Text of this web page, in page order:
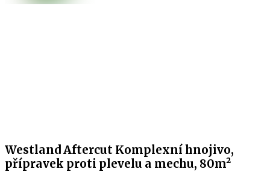
Westland Aftercut Komplexní hnojivo,
přípravek proti plevelu a mechu, 80m²